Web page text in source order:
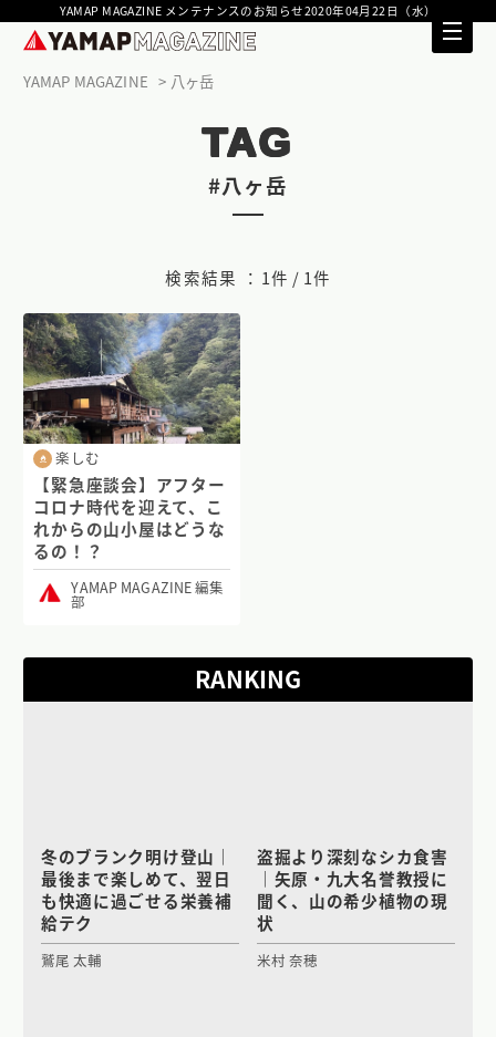
YAMAP MAGAZINE メンテナンスのお知らせ2020年04月22日（水）
YAMAP MAGAZINE 八ヶ岳
TAG
#八ヶ岳
検索結果 ： 1件 / 1件
楽しむ
【緊急座談会】アフター
コロナ時代を迎えて、こ
れからの山小屋はどうな
るの！？
YAMAP MAGAZINE 編集
部
RANKING
冬のブランク明け登山｜
最後まで楽しめて、翌日
も快適に過ごせる栄養補
給テク
鷲尾 太輔
盗掘より深刻なシカ食害
｜矢原・九大名誉教授に
聞く、山の希少植物の現
状
米村 奈穂